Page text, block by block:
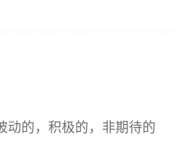
动的，积极的，非期待的